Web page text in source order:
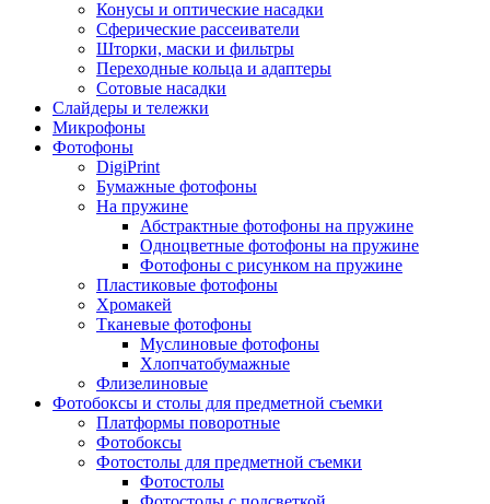
Конусы и оптические насадки
Сферические рассеиватели
Шторки, маски и фильтры
Переходные кольца и адаптеры
Сотовые насадки
Слайдеры и тележки
Микрофоны
Фотофоны
DigiPrint
Бумажные фотофоны
На пружине
Абстрактные фотофоны на пружине
Одноцветные фотофоны на пружине
Фотофоны с рисунком на пружине
Пластиковые фотофоны
Хромакей
Тканевые фотофоны
Муслиновые фотофоны
Хлопчатобумажные
Флизелиновые
Фотобоксы и столы для предметной съемки
Платформы поворотные
Фотобоксы
Фотостолы для предметной съемки
Фотостолы